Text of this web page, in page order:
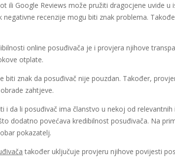
ili Google Reviews može pružiti dragocjene uvide
negativne recenzije mogu biti znak problema.
online posuđivača je i provjera njihove
otplate.
biti znak da posuđivač nije pouzdan. Također,
zahtjeve.
i da li posuđivač ima članstvo u nekoj od
dodatno povećava kredibilnost posuđivača. Na
pokazatelj.
također uključuje provjeru njihove povijesti